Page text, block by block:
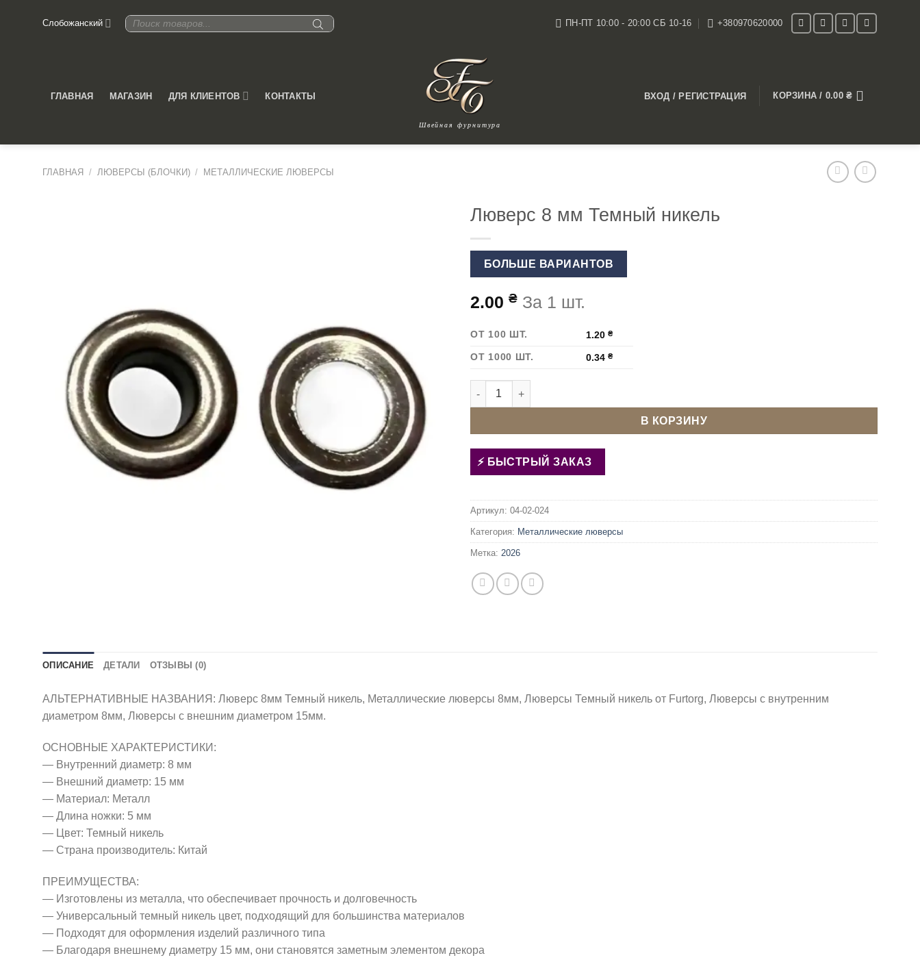
Слобожанский
Поиск
товаров
ПН-ПТ 10:00 - 20:00 СБ 10-16 +380970620000
Швейная фурнитура
ГЛАВНАЯ МАГАЗИН ДЛЯ КЛИЕНТОВ КОНТАКТЫ ВХОД / РЕГИСТРАЦИЯ КОРЗИНА / 0.00₴
ГЛАВНАЯ / ЛЮВЕРСЫ (БЛОЧКИ) / МЕТАЛЛИЧЕСКИЕ ЛЮВЕРСЫ
Люверс 8 мм Темный никель
БОЛЬШЕ ВАРИАНТОВ
2.00 ₴ За 1 шт.
ОТ 100 ШТ. 1.20₴
ОТ 1000 ШТ. 0.34₴
Количество товара Люверс 8 мм Темный никель
В КОРЗИНУ
БЫСТРЫЙ ЗАКАЗ
Артикул: 04-02-024
Категория: Металлические люверсы
Метка: 2026
ОПИСАНИЕ ДЕТАЛИ ОТЗЫВЫ (0)
АЛЬТЕРНАТИВНЫЕ НАЗВАНИЯ: Люверс 8мм Темный никель, Металлические люверсы 8мм, Люверсы Темный никель от Furtorg, Люверсы с внутренним
диаметром 8мм, Люверсы с внешним диаметром 15мм.
ОСНОВНЫЕ ХАРАКТЕРИСТИКИ:
— Внутренний диаметр: 8 мм
— Внешний диаметр: 15 мм
— Материал: Металл
— Длина ножки: 5 мм
— Цвет: Темный никель
— Страна производитель: Китай
ПРЕИМУЩЕСТВА:
— Изготовлены из металла, что обеспечивает прочность и долговечность
— Универсальный темный никель цвет, подходящий для большинства материалов
— Подходят для оформления изделий различного типа
— Благодаря внешнему диаметру 15 мм, они становятся заметным элементом декора